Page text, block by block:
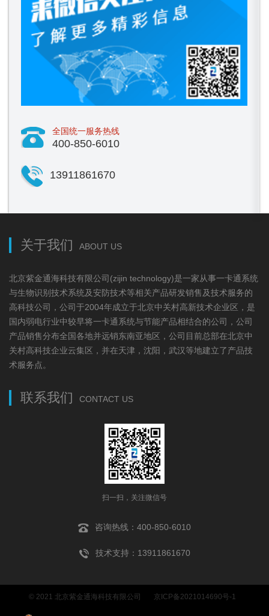
全国统一服务热线
400-850-6010
13911861670
关于我们 ABOUT US
北京紫金通海科技有限公司(zijin technology)是一家从事一卡通系统
与生物识别技术系统及安防技术等相关产品研发销售及技术服务的
高科技公司，公司于2004年成立于北京中关村高新技术企业区，是
国内弱电行业中较早将一卡通系统与节能产品相结合的公司，公司
产品销售分布全国各地并远销东南亚地区，公司目前总部在北京中
关村高科技企业云集区，并在天津，沈阳，武汉等地建立了产品技
术服务点。
联系我们 CONTACT US
扫一扫，关注微信号
咨询热线：400-850-6010
技术支持：13911861670
© 2021 北京紫金通海科技有限公司 京ICP备2021014690号-1